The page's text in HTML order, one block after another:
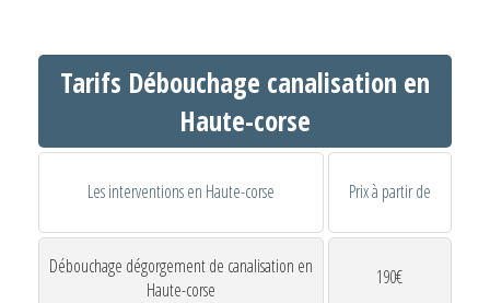
Tarifs Débouchage canalisation en
Haute-corse
Les interventions en Haute-corse Prix à partir de
Débouchage dégorgement de canalisation en
Haute-corse
190€